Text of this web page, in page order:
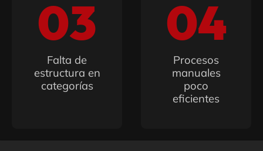
03
Falta de
estructura en
categorías
04
Procesos
manuales
poco
eficientes